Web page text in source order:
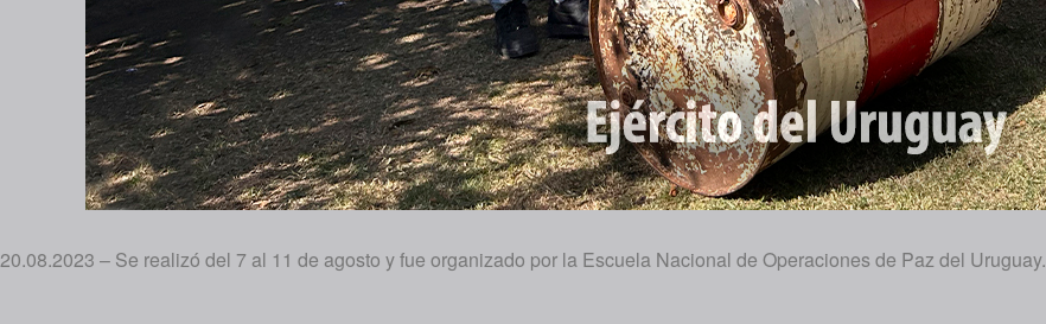
20.08.2023 – Se realizó del 7 al 11 de agosto y fue organizado por la Escuela Nacional de Operaciones de Paz del Uruguay.